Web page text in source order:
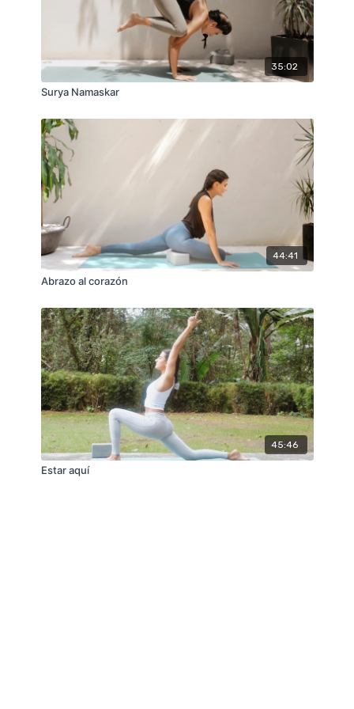
35:02
Surya Namaskar
44:41
Abrazo al corazón
45:46
Estar aquí